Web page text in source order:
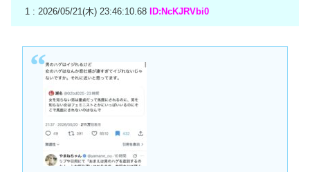
1 : 2026/05/21(木) 23:46:10.68 ID:NcKJRVbi0